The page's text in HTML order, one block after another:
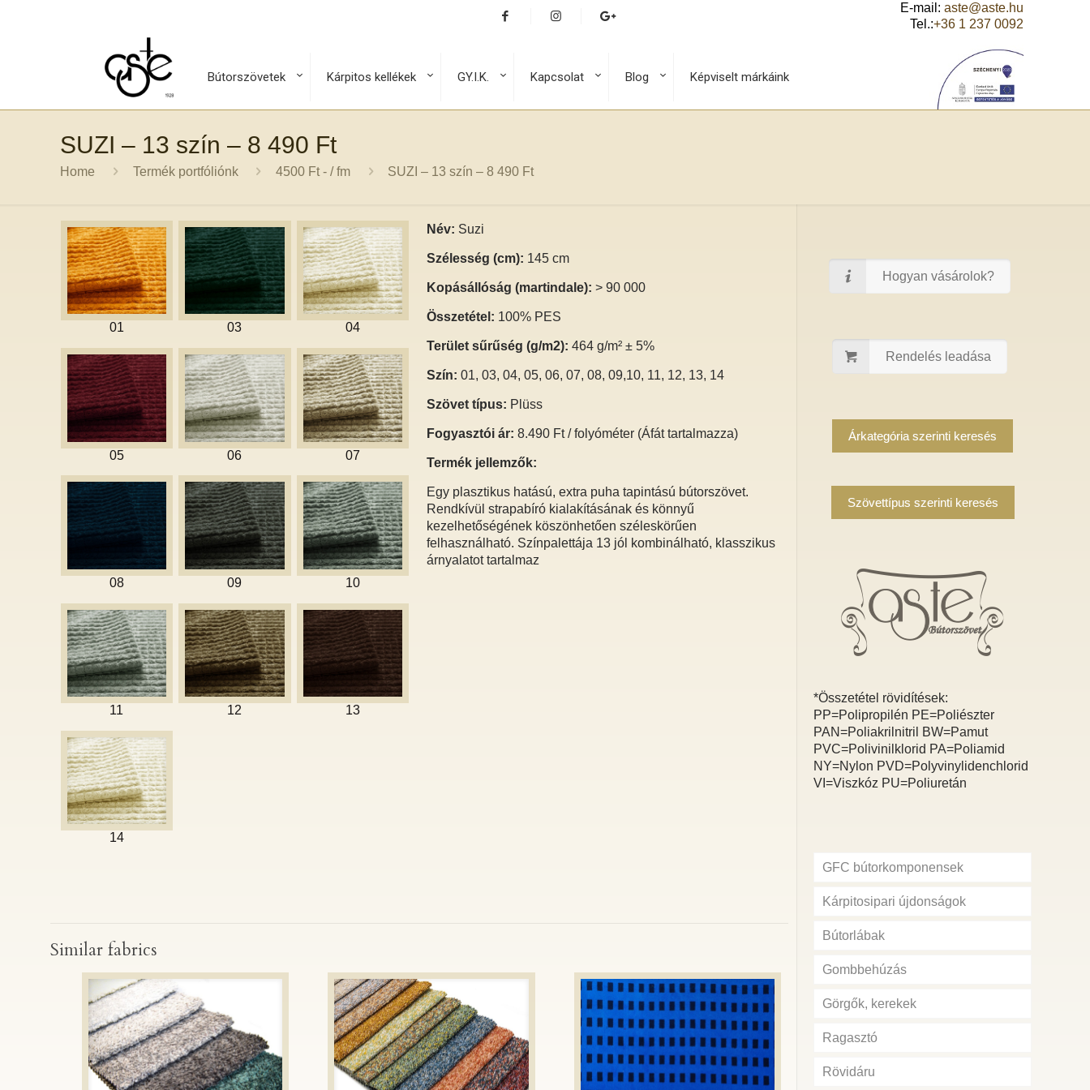
E-mail: aste@aste.hu
Tel.:+36 1 237 0092
Bútorszövetek Kárpitos kellékek GY.I.K. Kapcsolat Blog Képviselt márkáink
SUZI – 13 szín – 8 490 Ft
Home Termék portfóliónk 4500 Ft - / fm SUZI – 13 szín – 8 490 Ft
01 03 04
05 06 07
08 09 10
11 12 13
14
Név: Suzi
Szélesség (cm): 145 cm
Kopásállóság (martindale):> 90 000
Összetétel: 100% PES
Terület sűrűség (g/m2): 464 g/m² ± 5%
Szín: 01, 03, 04, 05, 06, 07, 08, 09,10, 11, 12, 13, 14
Szövet típus: Plüss
Fogyasztói ár: 8.490 Ft / folyóméter (Áfát tartalmazza)
Termék jellemzők:
Egy plasztikus hatású, extra puha tapintású bútorszövet.
Rendkívül strapabíró kialakításának és könnyű
kezelhetőségének köszönhetően széleskörűen
felhasználható. Színpalettája 13 jól kombinálható, klasszikus
árnyalatot tartalmaz
Similar fabrics
Hogyan vásárolok?
Rendelés leadása
Árkategória szerinti keresés
Szövettípus szerinti keresés
*Összetétel rövidítések:
PP=Polipropilén PE=Poliészter
PAN=Poliakrilnitril BW=Pamut
PVC=Polivinilklorid PA=Poliamid
NY=Nylon PVD=Polyvinylidenchlorid
VI=Viszkóz PU=Poliuretán
GFC bútorkomponensek
Kárpitosipari újdonságok
Bútorlábak
Gombbehúzás
Görgők, kerekek
Ragasztó
Rövidáru